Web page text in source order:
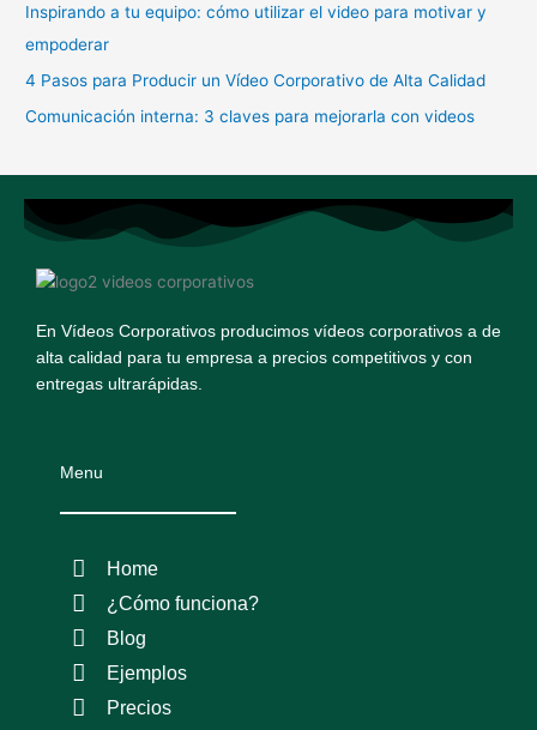
Inspirando a tu equipo: cómo utilizar el video para motivar y
empoderar
4 Pasos para Producir un Vídeo Corporativo de Alta Calidad
Comunicación interna: 3 claves para mejorarla con videos
En Vídeos Corporativos producimos vídeos corporativos a de
alta calidad para tu empresa a precios competitivos y con
entregas ultrarápidas.
Menu
Home
¿Cómo funciona?
Blog
Ejemplos
Precios